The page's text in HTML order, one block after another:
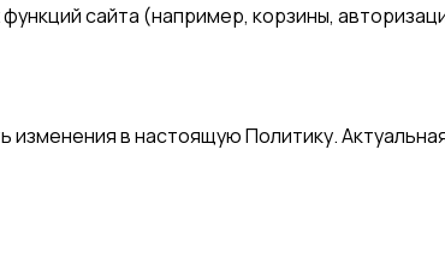
сайта (например, корзины,
в настоящую Политику.